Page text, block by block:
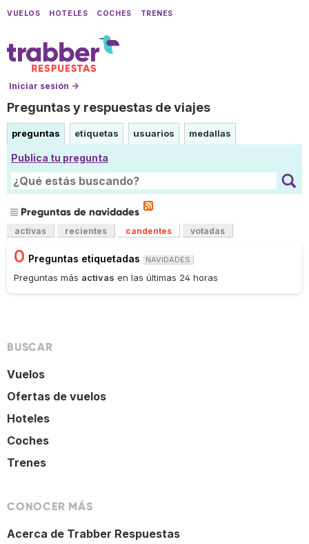
VUELOS HOTELES COCHES TRENES
Iniciar sesión →
Preguntas y respuestas de viajes
preguntas etiquetas usuarios medallas
Publica tu pregunta
Preguntas de navidades
activas recientes candentes votadas
0 Preguntas etiquetadas NAVIDADES
Preguntas más activas en las últimas 24 horas
BUSCAR
Vuelos
Ofertas de vuelos
Hoteles
Coches
Trenes
CONOCER MÁS
Acerca de Trabber Respuestas